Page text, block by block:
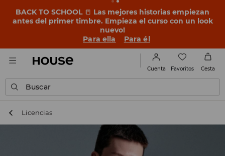
BACK TO SCHOOL 📒 Las mejores historias empiezan
antes del primer timbre. Empieza el curso con un look
nuevo!
Para ella
Para él
Cuenta Favoritos Cesta
Buscar
Licencias